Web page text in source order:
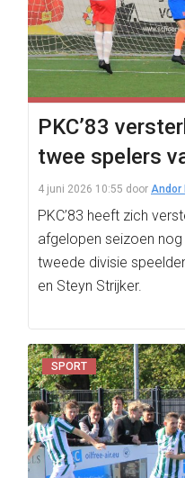
PKC’83
twee spelers
4 juni 2026 10:55 door Andor
PKC’83 heeft zich
afgelopen seizoen nog
tweede divisie
en Steyn Strijker.
SPORT